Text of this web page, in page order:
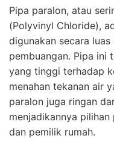
Pipa paralon, atau
(Polyvinyl Chloride),
digunakan secara
pembuangan. Pipa ini
yang tinggi terhadap
menahan tekanan air
paralon juga ringan
menjadikannya
dan pemilik rumah.